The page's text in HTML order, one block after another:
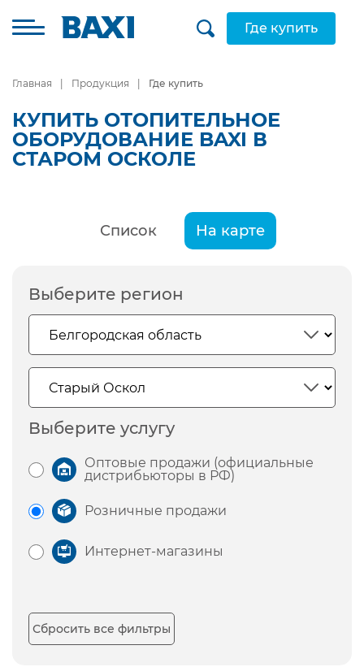
Где купить
Главная Продукция Где купить
КУПИТЬ ОТОПИТЕЛЬНОЕ
ОБОРУДОВАНИЕ BAXI В
СТАРОМ ОСКОЛЕ
Список На карте
Выберите регион
Выберите услугу
Оптовые продажи (официальные
дистрибьюторы в РФ)
Розничные продажи
Интернет-магазины
Сбросить все фильтры